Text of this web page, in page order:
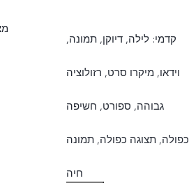
קדמי: לילה, דיוקן, תמונה,
וידאו, מיקרו סרט, רזולוציה
גבוהה, ספורט, חשיפה
כפולה, תצוגה כפולה, תמונה
חיה